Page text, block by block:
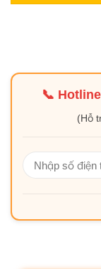
📞
(Hỗ